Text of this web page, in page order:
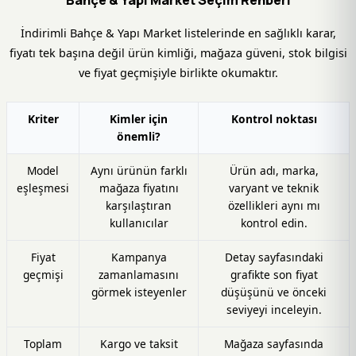
İndirimli Bahçe & Yapı Market listelerinde en sağlıklı karar,
fiyatı tek başına değil ürün kimliği, mağaza güveni, stok bilgisi
ve fiyat geçmişiyle birlikte okumaktır.
Kriter
Kimler için
önemli?
Kontrol noktası
Model
eşleşmesi
Aynı ürünün farklı
mağaza fiyatını
karşılaştıran
kullanıcılar
Ürün adı, marka,
varyant ve teknik
özellikleri aynı mı
kontrol edin.
Fiyat
geçmişi
Kampanya
zamanlamasını
görmek isteyenler
Detay sayfasındaki
grafikte son fiyat
düşüşünü ve önceki
seviyeyi inceleyin.
Toplam
Kargo ve taksit
Mağaza sayfasında